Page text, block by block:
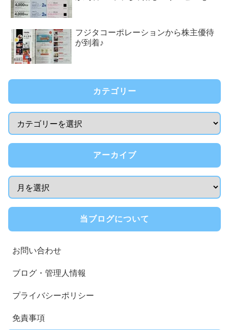
フジタコーポレーションから株主優待
が到着♪
カテゴリー
アーカイブ
当ブログについて
お問い合わせ
ブログ・管理人情報
プライバシーポリシー
免責事項